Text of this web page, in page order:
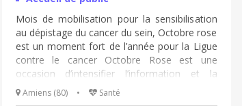
Mois de mobilisation pour la sensibilisation
au dépistage du cancer du sein, Octobre rose
est un moment fort de l’année pour la Ligue
contre le cancer Octobre Rose est une
occasion d’intensifier l’information et la
sensibilisation à la nécessité pour les
femmes de se faire dépister afin de réduire
Amiens (80) • Santé